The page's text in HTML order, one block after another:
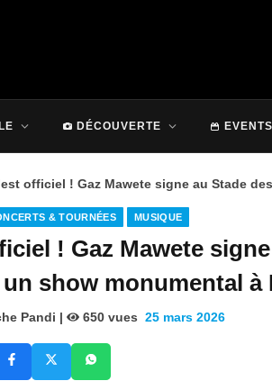
DÉCOUVERTE EVENTS
officiel ! Gaz Mawete signe au Stade
& TOURNÉES MUSIQUE
! Gaz Mawete
show monumental à
Pandi | 650 vues 25 mars 2026